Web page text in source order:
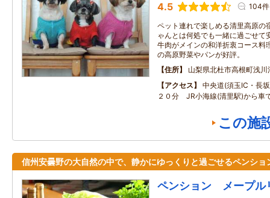
4.5 104件
ペット連れで楽しめる清里高原の
ゃんとは何処でも一緒に過ごせて
牛肉がメインの和洋折衷コース料
の高原野菜やパンが好評。
住所
山梨県北杜市高根町浅
アクセス
中央道(須玉IC・長
２０分 JR小海線(清里駅)から車
この施
信州安曇野の大自然の中で、静かにゆっくりと過ごせるペンショ
ペンション メープル